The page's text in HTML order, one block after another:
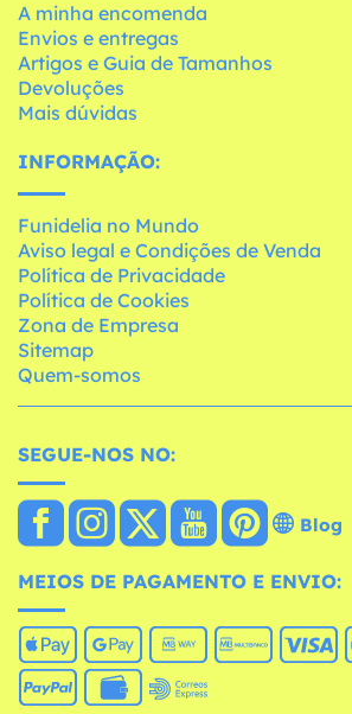
A minha encomenda
Envios e entregas
Artigos e Guia de Tamanhos
Devoluções
Mais dúvidas
INFORMAÇÃO:
Funidelia no Mundo
Aviso legal e Condições de Venda
Política de Privacidade
Política de Cookies
Zona de Empresa
Sitemap
Quem-somos
SEGUE-NOS NO:
Blog
MEIOS DE PAGAMENTO E ENVIO: